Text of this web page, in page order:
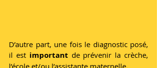
D’autre part, une fois le diagnostic posé,
il est important de prévenir la crèche,
l’école et/ou l’assistante maternelle.